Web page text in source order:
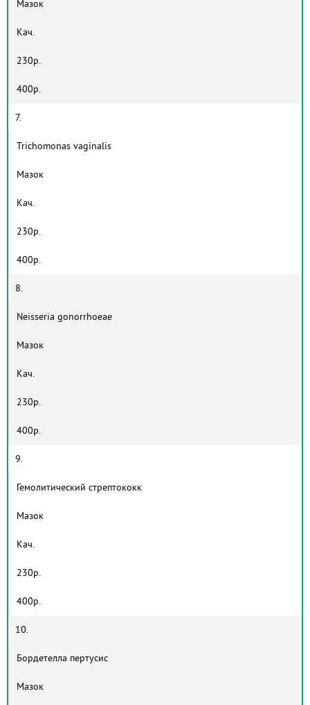
Мазок
Кач.
230р.
400р.
7.
Trichomonas vaginalis
Мазок
Кач.
230р.
400р.
8.
Neisseria gonorrhoeae
Мазок
Кач.
230р.
400р.
9.
Гемолитический стрептококк
Мазок
Кач.
230р.
400р.
10.
Бордетелла пертусис
Мазок